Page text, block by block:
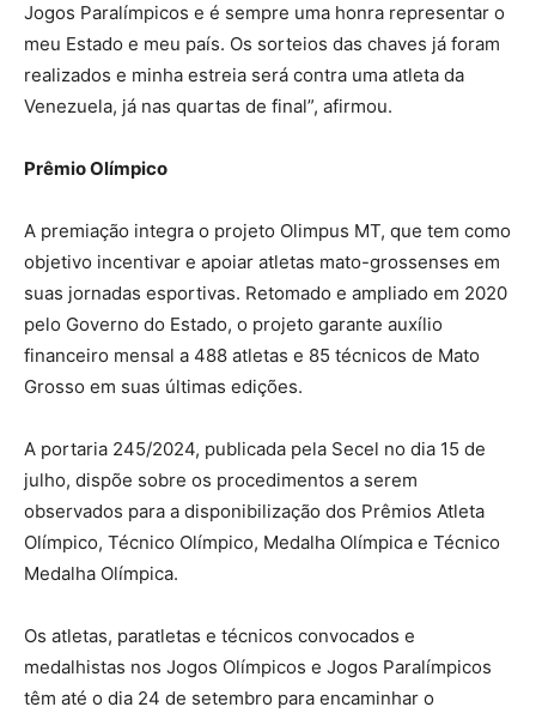
Jogos Paralímpicos e é sempre uma honra representar o
meu Estado e meu país. Os sorteios das chaves já foram
realizados e minha estreia será contra uma atleta da
Venezuela, já nas quartas de final”, afirmou.
Prêmio Olímpico
A premiação integra o projeto Olimpus MT, que tem como
objetivo incentivar e apoiar atletas mato-grossenses em
suas jornadas esportivas. Retomado e ampliado em 2020
pelo Governo do Estado, o projeto garante auxílio
financeiro mensal a 488 atletas e 85 técnicos de Mato
Grosso em suas últimas edições.
A portaria 245/2024, publicada pela Secel no dia 15 de
julho, dispõe sobre os procedimentos a serem
observados para a disponibilização dos Prêmios Atleta
Olímpico, Técnico Olímpico, Medalha Olímpica e Técnico
Medalha Olímpica.
Os atletas, paratletas e técnicos convocados e
medalhistas nos Jogos Olímpicos e Jogos Paralímpicos
têm até o dia 24 de setembro para encaminhar o